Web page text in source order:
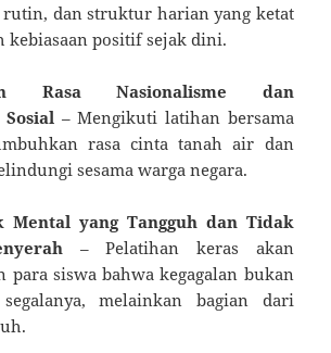
dan struktur harian yang ketat
kebiasaan positif sejak dini.
Rasa Nasionalisme dan
– Mengikuti latihan bersama
rasa cinta tanah air dan
sesama warga negara.
Mental yang Tangguh dan Tidak
– Pelatihan keras akan
para siswa bahwa kegagalan bukan
melainkan bagian dari